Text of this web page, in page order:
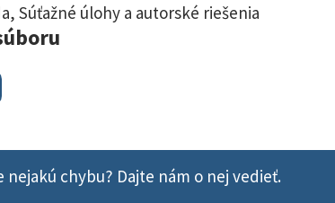
, Súťažné úlohy a autorské riešenia
nejakú chybu? Dajte nám o nej vedieť.